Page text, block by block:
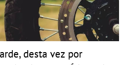
desta vez por